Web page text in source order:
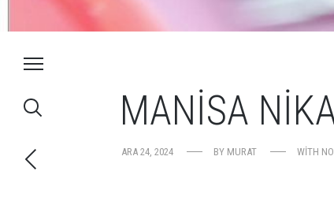
MANISA
ARA 24, 2024 BY MURAT WITH